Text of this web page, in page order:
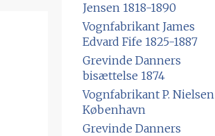
Jensen 1818-1890
Vognfabrikant James
Edvard Fife 1825-1887
Grevinde Danners
bisættelse 1874
Vognfabrikant P. Nielsen
København
Grevinde Danners